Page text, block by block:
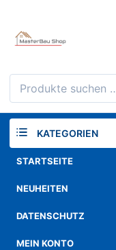
content
Suchen
nach:
KATEGORIEN
STARTSEITE
NEUHEITEN
DATENSCHUTZ
MEIN KONTO